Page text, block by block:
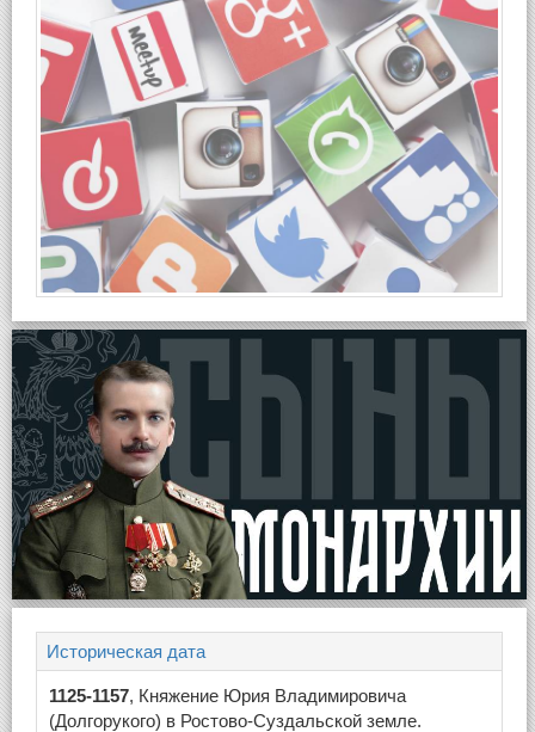
Историческая дата
1125-1157, Княжение Юрия Владимировича
(Долгорукого) в Ростово-Суздальской земле.